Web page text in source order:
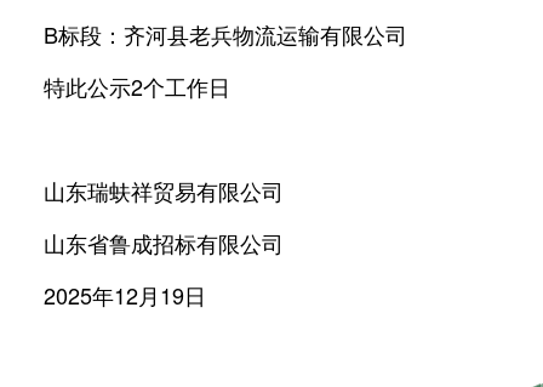
B标段：齐河县老兵物流运输有限公司
特此公示2个工作日
山东瑞蚨祥贸易有限公司
山东省鲁成招标有限公司
2025年12月19日